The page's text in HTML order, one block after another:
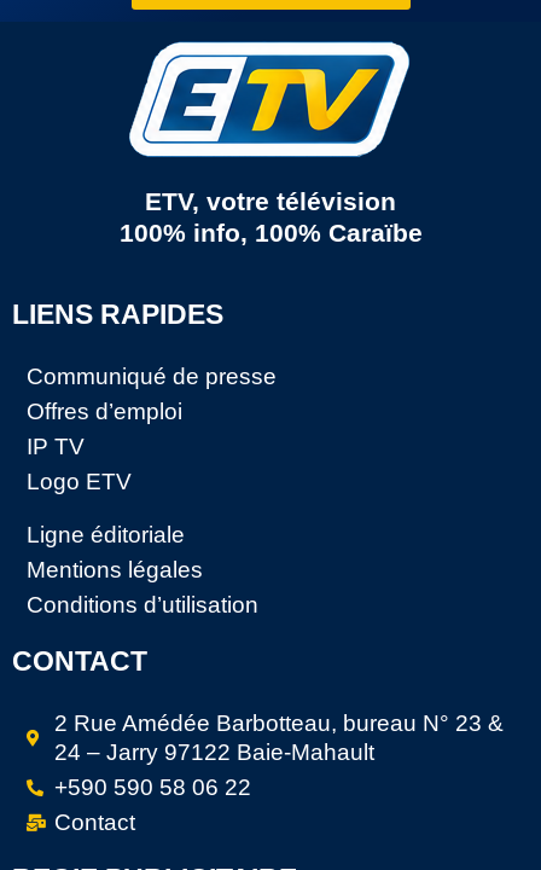
ETV, votre télévision
100% info, 100% Caraïbe
LIENS RAPIDES
Communiqué de presse
Offres d’emploi
IP TV
Logo ETV
Ligne éditoriale
Mentions légales
Conditions d’utilisation
CONTACT
2 Rue Amédée Barbotteau, bureau N° 23 &
24 – Jarry 97122 Baie-Mahault
+590 590 58 06 22
Contact